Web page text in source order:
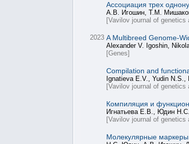
Ассоциация трех
А.В. Игошин, Т.М.
[Vavilov journal of genetics
2023 A Multibreed Genome-
Alexander V. Igoshin,
[Genes]
Compilation and
Ignatieva E.V., Yudin N.S.,
[Vavilov journal of genetics
Компиляция и
Игнатьева Е.В., Юдин
[Vavilov journal of genetics
Молекулярные маркеры